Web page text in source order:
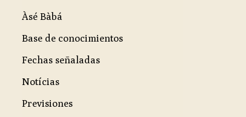
Àsé Bàbá
Base de conocimientos
Fechas señaladas
Notícias
Previsiones